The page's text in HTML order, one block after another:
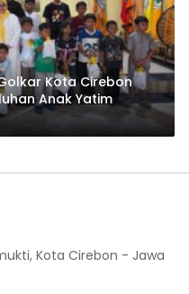
Kota Cirebon
Anak Yatim
Kota Cirebon - Jawa